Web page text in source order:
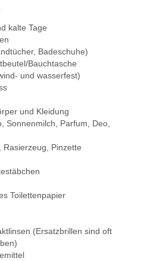
kalte Tage
Badeschuhe)
Bauchtasche
und wasserfest)
und Kleidung
Sonnenmilch, Parfum, Deo,
Rasierzeug, Pinzette
Toilettenpapier
(Ersatzbrillen sind oft